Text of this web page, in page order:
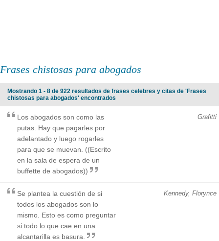
Frases chistosas para abogados
Mostrando 1 - 8 de 922 resultados de frases celebres y citas de 'Frases
chistosas para abogados' encontrados
Grafitti
Los abogados son como las
putas. Hay que pagarles por
adelantado y luego rogarles
para que se muevan. ((Escrito
en la sala de espera de un
buffette de abogados))
Kennedy, Florynce
Se plantea la cuestión de si
todos los abogados son lo
mismo. Esto es como preguntar
si todo lo que cae en una
alcantarilla es basura.